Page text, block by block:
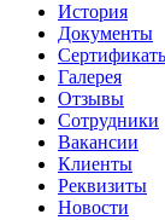
История
Документы
Галерея
Отзывы
Сотрудники
Вакансии
Клиенты
Реквизиты
Новости